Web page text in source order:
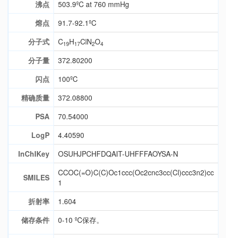
沸点
503.9ºC at 760 mmHg
熔点
91.7-92.1ºC
分子式
C19H17ClN2O4
分子量
372.80200
闪点
100ºC
精确质量
372.08800
PSA
70.54000
LogP
4.40590
InChIKey
OSUHJPCHFDQAIT-UHFFFAOYSA-N
SMILES
CCOC(=O)C(C)Oc1ccc(Oc2cnc3cc(Cl)ccc3n2)cc
1
折射率
1.604
储存条件
0-10 ºC保存。